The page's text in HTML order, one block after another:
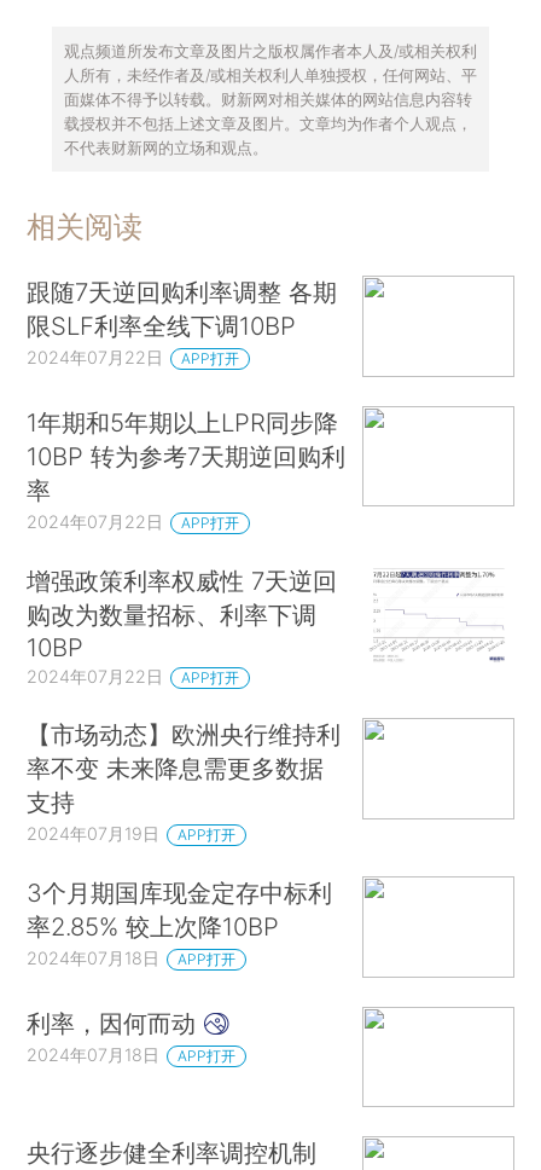
观点频道所发布文章及图片之版权属作者本人及/或相关权利
人所有，未经作者及/或相关权利人单独授权，任何网站、平
面媒体不得予以转载。财新网对相关媒体的网站信息内容转
载授权并不包括上述文章及图片。文章均为作者个人观点，
不代表财新网的立场和观点。
相关阅读
跟随7天逆回购利率调整 各期
限SLF利率全线下调10BP
2024年07月22日 APP打开
1年期和5年期以上LPR同步降
10BP 转为参考7天期逆回购利
率
2024年07月22日 APP打开
增强政策利率权威性 7天逆回
购改为数量招标、利率下调
10BP
2024年07月22日 APP打开
【市场动态】欧洲央行维持利
率不变 未来降息需更多数据
支持
2024年07月19日 APP打开
3个月期国库现金定存中标利
率2.85% 较上次降10BP
2024年07月18日 APP打开
利率，因何而动
2024年07月18日 APP打开
央行逐步健全利率调控机制